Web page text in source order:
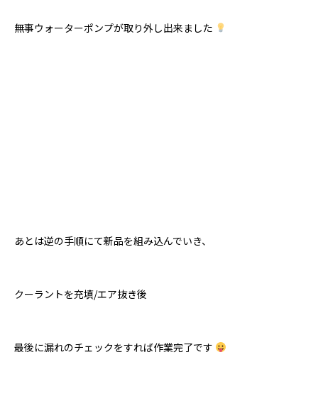
無事ウォーターポンプが取り外し出来ました
あとは逆の手順にて新品を組み込んでいき、
クーラントを充填/エア抜き後
最後に漏れのチェックをすれば作業完了です